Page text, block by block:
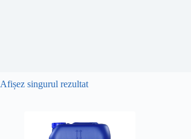
Afișez singurul rezultat